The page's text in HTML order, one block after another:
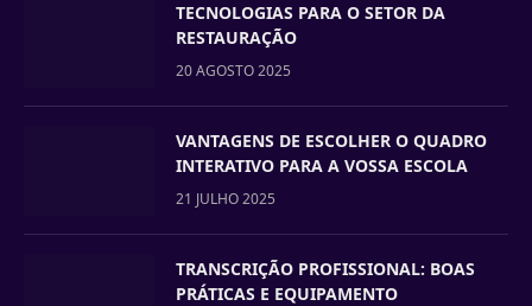
TECNOLOGIAS PARA O SETOR DA
RESTAURAÇÃO
20 AGOSTO 2025
VANTAGENS DE ESCOLHER O QUADRO
INTERATIVO PARA A VOSSA ESCOLA
21 JULHO 2025
TRANSCRIÇÃO PROFISSIONAL: BOAS
PRÁTICAS E EQUIPAMENTO